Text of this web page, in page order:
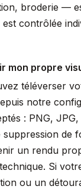
broderie —
est contrôlée
mon propre
téléverser
notre
: PNG, JPG,
de
un rendu
Si
ou un